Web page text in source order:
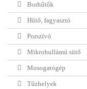
Borhűtők
Hűtő, fagyasztó
Porszívó
Mikrohullámú sütő
Mosogatógép
Tűzhelyek